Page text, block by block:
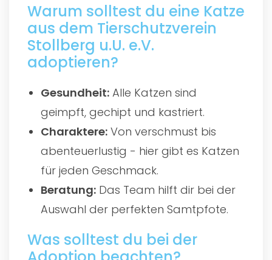
Warum solltest du eine Katze
aus dem Tierschutzverein
Stollberg u.U. e.V.
adoptieren?
Gesundheit: Alle Katzen sind
geimpft, gechipt und kastriert.
Charaktere: Von verschmust bis
abenteuerlustig - hier gibt es Katzen
für jeden Geschmack.
Beratung: Das Team hilft dir bei der
Auswahl der perfekten Samtpfote.
Was solltest du bei der